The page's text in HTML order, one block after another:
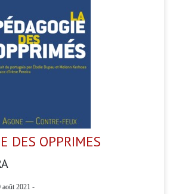
DES OPPRIMES
2021 -